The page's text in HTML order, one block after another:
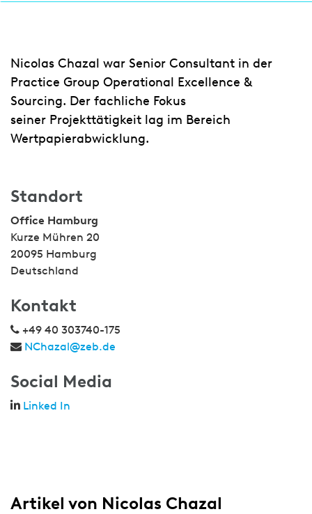
Nicolas Chazal war Senior Consultant in der
Practice Group Operational Excellence &
Sourcing. Der fachliche Fokus
seiner Projekttätigkeit lag im Bereich
Wertpapierabwicklung.
Standort
Office Hamburg
Kurze Mühren 20
20095 Hamburg
Deutschland
Kontakt
+49 40 303740-175
NChazal@zeb.de
Social Media
Linked In
Artikel von Nicolas Chazal